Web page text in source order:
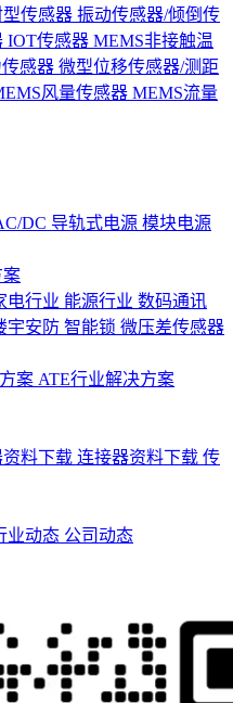
型传感器 振动传感器/倾倒传
IOT传感器 MEMS非接触温
感器 微型位移传感器/测距
风量传感器 MEMS流量
DC 导轨式电源 模块电源
案
电行业 能源行业 数码通讯
宇安防 智能锁 微压差传感器
案 ATE行业解决方案
料下载 连接器资料下载 传
业动态 公司动态